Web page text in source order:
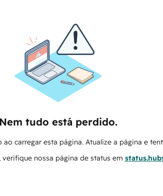
Nem tudo está perdido.
carregar esta página. Atualize a página e
nossa página de status em